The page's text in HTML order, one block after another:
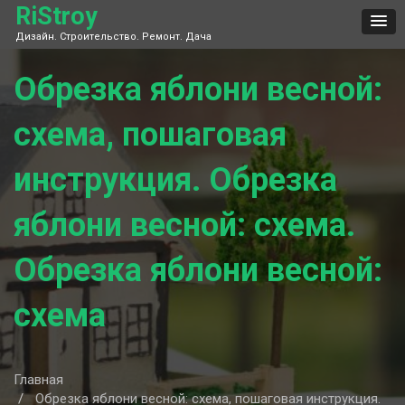
Skip
content
RiStroy
Дизайн. Строительство. Ремонт. Дача
Обрезка яблони весной:
схема, пошаговая
инструкция. Обрезка
яблони весной: схема.
Обрезка яблони весной:
схема
Главная
Обрезка яблони весной: схема, пошаговая инструкция.